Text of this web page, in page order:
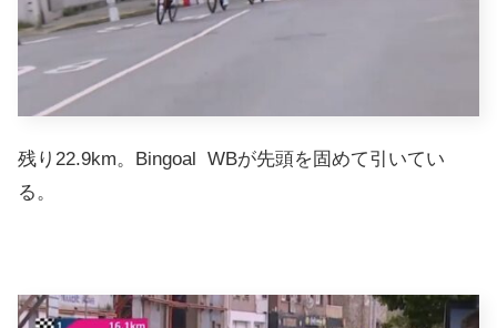
残り22.9km。Bingoal WBが先頭を固めて引いてい
る。